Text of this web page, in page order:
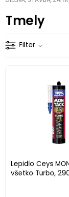
Tmely
Filter
Lepidlo Ceys
všetko Turbo,